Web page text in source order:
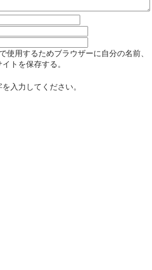
使用するためブラウザーに自分の名前、
トを保存する。
入力してください。